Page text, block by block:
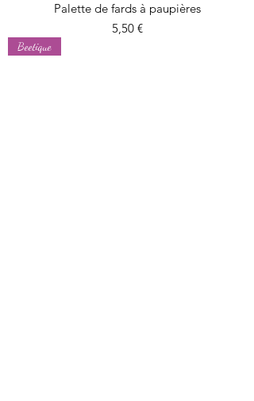
Palette de fards à paupières
Prix
5,50 €
Beetique